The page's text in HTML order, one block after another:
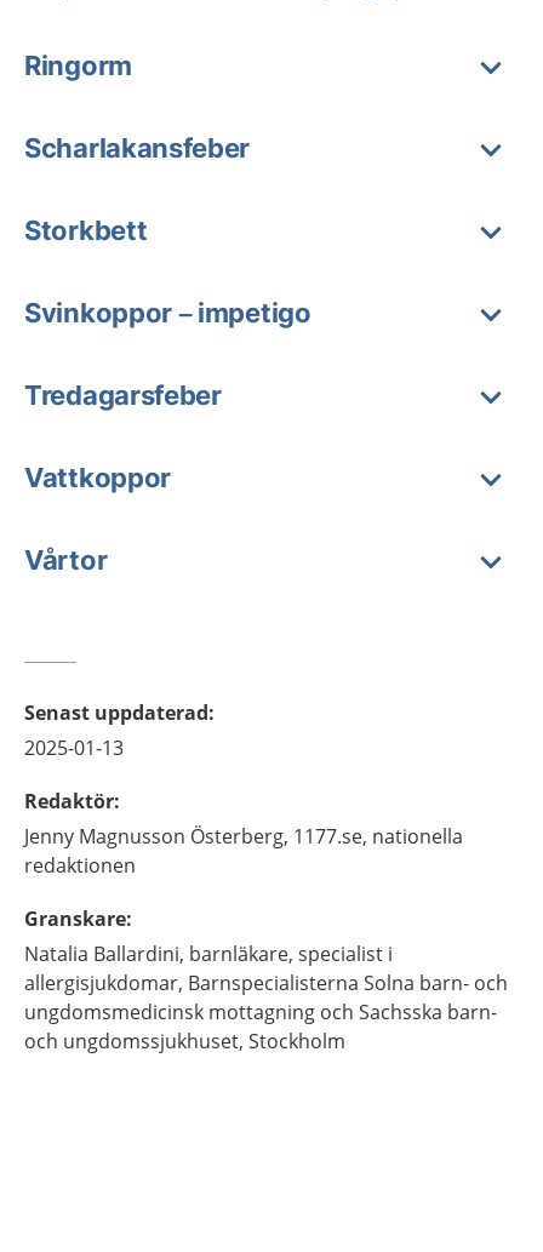
Ringorm
Scharlakansfeber
Storkbett
Svinkoppor – impetigo
Tredagarsfeber
Vattkoppor
Vårtor
Senast uppdaterad:
2025-01-13
Redaktör:
Jenny Magnusson Österberg, 1177.se, nationella
redaktionen
Granskare:
Natalia Ballardini, barnläkare, specialist i
allergisjukdomar, Barnspecialisterna Solna barn- och
ungdomsmedicinsk mottagning och Sachsska barn-
och ungdomssjukhuset, Stockholm